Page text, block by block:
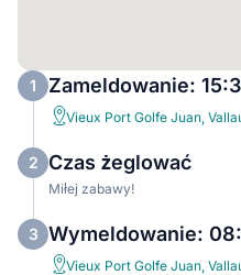
1 Zameldowanie:
Vieux Port Golfe Juan,
2 Czas żeglować
Miłej zabawy!
3 Wymeldowanie:
Vieux Port Golfe Juan,